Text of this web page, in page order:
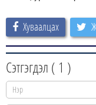
Хуваалцах
Сэтгэгдэл ( 1 )